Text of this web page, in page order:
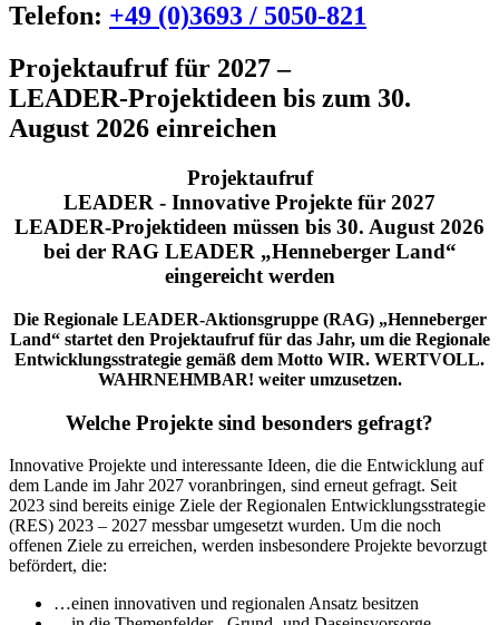
Telefon: +49 (0)3693 / 5050-821
Projektaufruf für 2027 –
LEADER-Projektideen bis zum 30.
August 2026 einreichen
Projektaufruf
LEADER - Innovative Projekte für 2027
LEADER-Projektideen müssen bis 30. August 2026
bei der RAG LEADER „Henneberger Land“
eingereicht werden
Die Regionale LEADER-Aktionsgruppe (RAG) „Henneberger
Land“ startet den Projektaufruf für das Jahr, um die Regionale
Entwicklungsstrategie gemäß dem Motto WIR. WERTVOLL.
WAHRNEHMBAR! weiter umzusetzen.
Welche Projekte sind besonders gefragt?
Innovative Projekte und interessante Ideen, die die Entwicklung auf
dem Lande im Jahr 2027 voranbringen, sind erneut gefragt. Seit
2023 sind bereits einige Ziele der Regionalen Entwicklungsstrategie
(RES) 2023 – 2027 messbar umgesetzt wurden. Um die noch
offenen Ziele zu erreichen, werden insbesondere Projekte bevorzugt
befördert, die:
…einen innovativen und regionalen Ansatz besitzen